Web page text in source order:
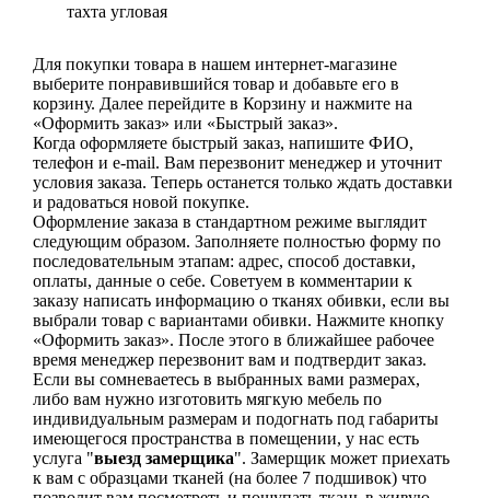
тахта угловая
Для покупки товара в нашем интернет-магазине
выберите понравившийся товар и добавьте его в
корзину. Далее перейдите в Корзину и нажмите на
«Оформить заказ» или «Быстрый заказ».
Когда оформляете быстрый заказ, напишите ФИО,
телефон и e-mail. Вам перезвонит менеджер и уточнит
условия заказа. Теперь останется только ждать доставки
и радоваться новой покупке.
Оформление заказа в стандартном режиме выглядит
следующим образом. Заполняете полностью форму по
последовательным этапам: адрес, способ доставки,
оплаты, данные о себе. Советуем в комментарии к
заказу написать информацию о тканях обивки, если вы
выбрали товар с вариантами обивки. Нажмите кнопку
«Оформить заказ». После этого в ближайшее рабочее
время менеджер перезвонит вам и подтвердит заказ.
Если вы сомневаетесь в выбранных вами размерах,
либо вам нужно изготовить мягкую мебель по
индивидуальным размерам и подогнать под габариты
имеющегося пространства в помещении, у нас есть
услуга "выезд замерщика". Замерщик может приехать
к вам с образцами тканей (на более 7 подшивок) что